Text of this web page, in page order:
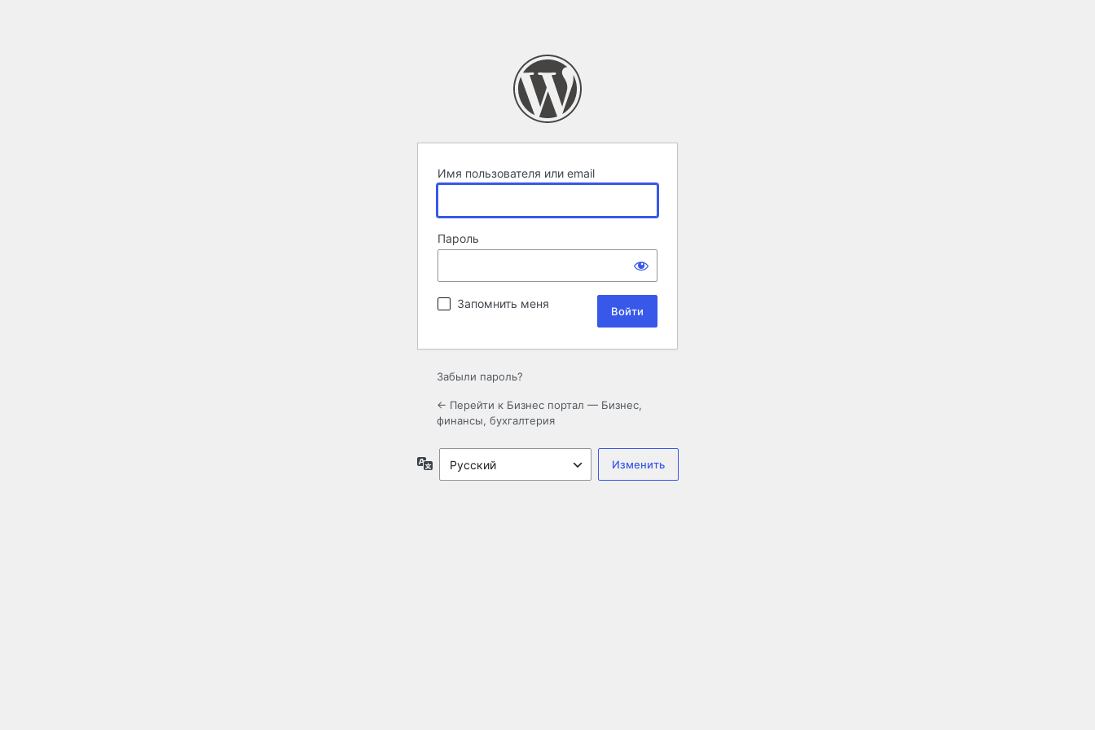
Имя пользователя или email
Пароль
Запомнить меня
Забыли пароль?
← Перейти к Бизнес портал — Бизнес,
финансы, бухгалтерия
Язык